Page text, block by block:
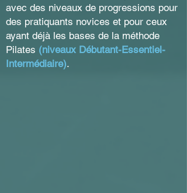
avec des niveaux de progressions pour
des pratiquants novices et pour ceux
ayant déjà les bases de la méthode
Pilates (niveaux Débutant-Essentiel-
Intermédiaire).